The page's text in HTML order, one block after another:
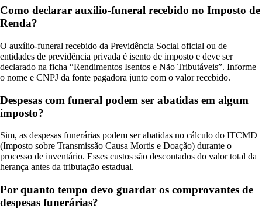
Como declarar auxílio-funeral recebido no Imposto de
Renda?
O auxílio-funeral recebido da Previdência Social oficial ou de
entidades de previdência privada é isento de imposto e deve ser
declarado na ficha “Rendimentos Isentos e Não Tributáveis”. Informe
o nome e CNPJ da fonte pagadora junto com o valor recebido.
Despesas com funeral podem ser abatidas em algum
imposto?
Sim, as despesas funerárias podem ser abatidas no cálculo do ITCMD
(Imposto sobre Transmissão Causa Mortis e Doação) durante o
processo de inventário. Esses custos são descontados do valor total da
herança antes da tributação estadual.
Por quanto tempo devo guardar os comprovantes de
despesas funerárias?